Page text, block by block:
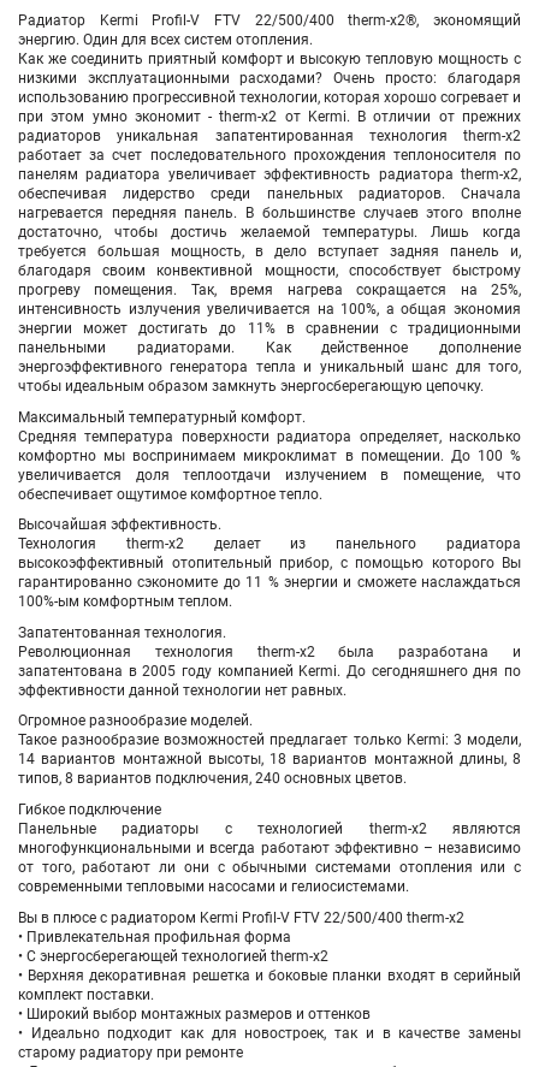
Радиатор Kermi Profil-V FTV 22/500/400 therm-x2®, экономящий
энергию. Один для всех систем отопления.
Как же соединить приятный комфорт и высокую тепловую мощность с
низкими эксплуатационными расходами? Очень просто: благодаря
использованию прогрессивной технологии, которая хорошо согревает и
при этом умно экономит - therm-x2 от Kermi. В отличии от прежних
радиаторов уникальная запатентированная технология therm-x2
работает за счет последовательного прохождения теплоносителя по
панелям радиатора увеличивает эффективность радиатора therm-x2,
обеспечивая лидерство среди панельных радиаторов. Сначала
нагревается передняя панель. В большинстве случаев этого вполне
достаточно, чтобы достичь желаемой температуры. Лишь когда
требуется большая мощность, в дело вступает задняя панель и,
благодаря своим конвективной мощности, способствует быстрому
прогреву помещения. Так, время нагрева сокращается на 25%,
интенсивность излучения увеличивается на 100%, а общая экономия
энергии может достигать до 11% в сравнении с традиционными
панельными радиаторами. Как действенное дополнение
энергоэффективного генератора тепла и уникальный шанс для того,
чтобы идеальным образом замкнуть энергосберегающую цепочку.
Максимальный температурный комфорт.
Средняя температура поверхности радиатора определяет, насколько
комфортно мы воспринимаем микроклимат в помещении. До 100 %
увеличивается доля теплоотдачи излучением в помещение, что
обеспечивает ощутимое комфортное тепло.
Высочайшая эффективность.
Технология therm-x2 делает из панельного радиатора
высокоэффективный отопительный прибор, с помощью которого Вы
гарантированно сэкономите до 11 % энергии и сможете наслаждаться
100%-ым комфортным теплом.
Запатентованная технология.
Революционная технология therm-x2 была разработана и
запатентована в 2005 году компанией Kermi. До сегодняшнего дня по
эффективности данной технологии нет равных.
Огромное разнообразие моделей.
Такое разнообразие возможностей предлагает только Kermi: 3 модели,
14 вариантов монтажной высоты, 18 вариантов монтажной длины, 8
типов, 8 вариантов подключения, 240 основных цветов.
Гибкое подключение
Панельные радиаторы с технологией therm-x2 являются
многофункциональными и всегда работают эффективно – независимо
от того, работают ли они с обычными системами отопления или с
современными тепловыми насосами и гелиосистемами.
Вы в плюсе с радиатором Kermi Profil-V FTV 22/500/400 therm-x2
• Привлекательная профильная форма
• С энергосберегающей технологией therm-x2
• Верхняя декоративная решетка и боковые планки входят в серийный
комплект поставки.
• Широкий выбор монтажных размеров и оттенков
• Идеально подходит как для новостроек, так и в качестве замены
старому радиатору при ремонте